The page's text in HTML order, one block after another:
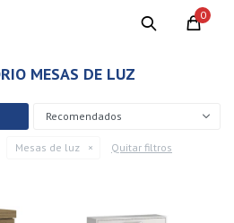
0
MESAS DE LUZ
Recomendados
Mesas de luz Quitar filtros